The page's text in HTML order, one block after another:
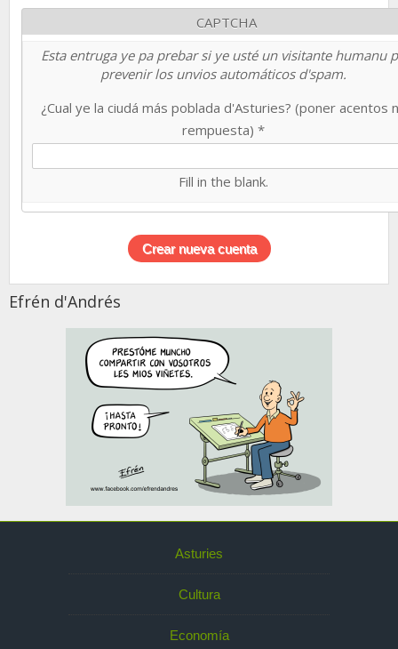
CAPTCHA
Esta entruga ye pa prebar si ye usté un visitante humanu
prevenir los unvios automáticos d'spam.
¿Cual ye la ciudá más poblada d'Asturies? (poner acentos
rempuesta) *
Fill in the blank.
Efrén d'Andrés
Asturies
Cultura
Economía